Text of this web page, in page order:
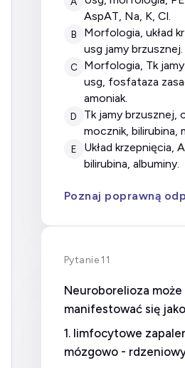
AspAT, Na, K, Cl.
B
morfologia, układ krzepnięcia,
usg jamy brzusznej.
C
morfologia, Tk jamy brzusznej,
usg, fosfataza
amoniak.
D
Tk jamy brzusznej, cukier,
mocznik, bilirubina,
E
układ krzepnięcia, AlAT, AspAT,
bilirubina, albuminy.
Poznaj poprawną
Pytanie 11
Neuroborelioza może
manifestować się
1. limfocytowe
mózgowo -